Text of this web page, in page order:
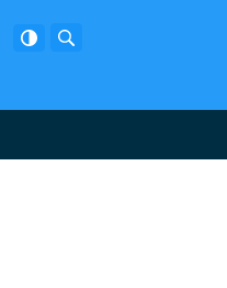
Facebook